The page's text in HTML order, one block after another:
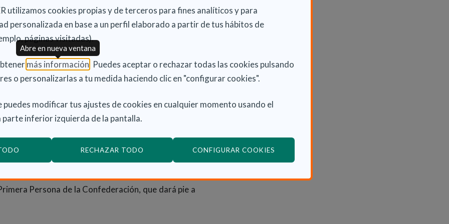
utilizamos cookies propias y de terceros para fines analíticos y para
personalizada en base a un perfil elaborado a partir de tus hábitos de
páginas visitadas).
más información (Abre en nueva ventana)
. Puedes aceptar o rechazar todas las cookies pulsando
o personalizarlas a tu medida haciendo clic en "configurar cookies".
puedes modificar tus ajustes de cookies en cualquier momento usando el
parte inferior izquierda de la pantalla.
RECHAZAR TODO CONFIGURAR COOKIES
Abre en nueva ventana
recuperar las riendas de su vida y sentirse
que la sociedad está formada por un conjunto
es positiva y que el derecho a vivir en igualdad y a
es cosa de todos”. Y añade: “Sin ser expertos
las personas con trastorno mental. Es cuestión de
de la Salud Mental
se ha organizado una jornada que tendrá lugar el
jornada arrancará con la lectura de un Manifiesto
Persona de la Confederación, que dará pie a